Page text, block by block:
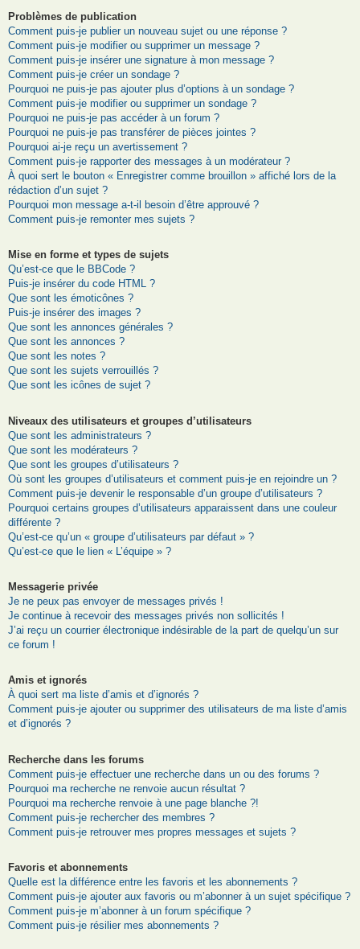
Problèmes de publication
Comment puis-je publier un nouveau sujet ou une réponse ?
Comment puis-je modifier ou supprimer un message ?
Comment puis-je insérer une signature à mon message ?
Comment puis-je créer un sondage ?
Pourquoi ne puis-je pas ajouter plus d’options à un sondage ?
Comment puis-je modifier ou supprimer un sondage ?
Pourquoi ne puis-je pas accéder à un forum ?
Pourquoi ne puis-je pas transférer de pièces jointes ?
Pourquoi ai-je reçu un avertissement ?
Comment puis-je rapporter des messages à un modérateur ?
À quoi sert le bouton « Enregistrer comme brouillon » affiché lors de la
rédaction d’un sujet ?
Pourquoi mon message a-t-il besoin d’être approuvé ?
Comment puis-je remonter mes sujets ?
Mise en forme et types de sujets
Qu’est-ce que le BBCode ?
Puis-je insérer du code HTML ?
Que sont les émoticônes ?
Puis-je insérer des images ?
Que sont les annonces générales ?
Que sont les annonces ?
Que sont les notes ?
Que sont les sujets verrouillés ?
Que sont les icônes de sujet ?
Niveaux des utilisateurs et groupes d’utilisateurs
Que sont les administrateurs ?
Que sont les modérateurs ?
Que sont les groupes d’utilisateurs ?
Où sont les groupes d’utilisateurs et comment puis-je en rejoindre un ?
Comment puis-je devenir le responsable d’un groupe d’utilisateurs ?
Pourquoi certains groupes d’utilisateurs apparaissent dans une couleur
différente ?
Qu’est-ce qu’un « groupe d’utilisateurs par défaut » ?
Qu’est-ce que le lien « L’équipe » ?
Messagerie privée
Je ne peux pas envoyer de messages privés !
Je continue à recevoir des messages privés non sollicités !
J’ai reçu un courrier électronique indésirable de la part de quelqu’un sur
ce forum !
Amis et ignorés
À quoi sert ma liste d’amis et d’ignorés ?
Comment puis-je ajouter ou supprimer des utilisateurs de ma liste d’amis
et d’ignorés ?
Recherche dans les forums
Comment puis-je effectuer une recherche dans un ou des forums ?
Pourquoi ma recherche ne renvoie aucun résultat ?
Pourquoi ma recherche renvoie à une page blanche ?!
Comment puis-je rechercher des membres ?
Comment puis-je retrouver mes propres messages et sujets ?
Favoris et abonnements
Quelle est la différence entre les favoris et les abonnements ?
Comment puis-je ajouter aux favoris ou m’abonner à un sujet spécifique ?
Comment puis-je m’abonner à un forum spécifique ?
Comment puis-je résilier mes abonnements ?